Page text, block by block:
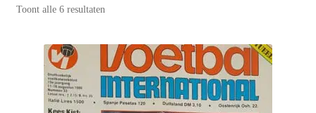
VI’s met Posters
Wie is puntertje
Toont alle 6 resultaten